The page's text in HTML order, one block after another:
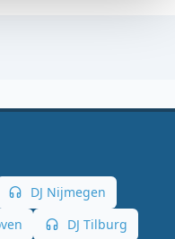
DJ Nijmegen
DJ Tilburg